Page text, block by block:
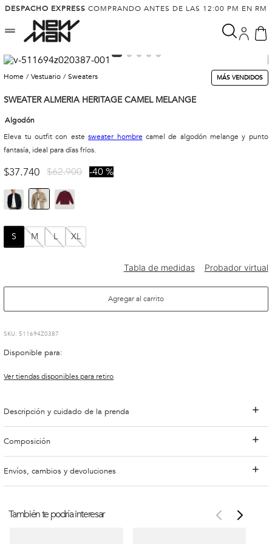
DESPACHO EXPRESS COMPRANDO ANTES DE LAS 12:00 PM EN RM
vestuario sweaters MÁS VENDIDOS
SWEATER ALMERIA HERITAGE CAMEL MELANGE
Algodón
Eleva tu outfit con estesweater hombre camel de algodón melange y punto
fantasía, ideal para días fríos.
$37.740 $62.900 40 %
S M L XL
Agregar al carrito
: 511694Z0387
Disponible para:
Ver tiendas disponibles para retiro
Descripción y cuidado de la prenda
Composición
Envíos, cambios y devoluciones
También te podría interesar